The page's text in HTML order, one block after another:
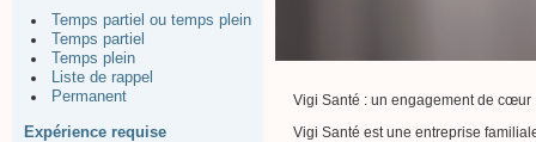
Temps partiel ou temps plein
Temps partiel
Temps plein
Liste de rappel
Permanent
Expérience requise
Vigi Santé : un engagement de cœur
Vigi Santé est une entreprise